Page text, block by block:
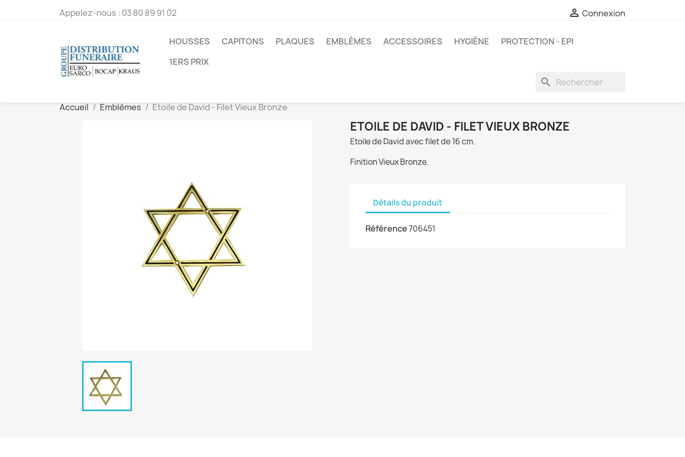
Appelez-nous : 03 80 89 91 02  Connexion
HOUSSES CAPITONS PLAQUES EMBLÈMES ACCESSOIRES HYGIÈNE
PROTECTION - EPI
1ERS PRIX
search
Accueil Emblèmes Etoile de David - Filet Vieux Bronze
ETOILE DE DAVID - FILET VIEUX BRONZE
Etoile de David avec filet de 16 cm.
Finition Vieux Bronze.
Détails du produit
Référence706451